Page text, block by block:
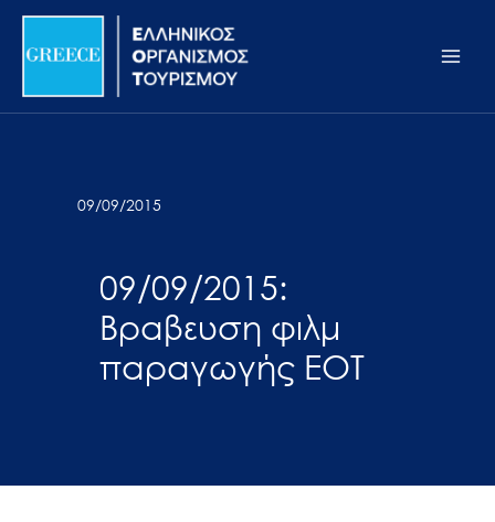
Σημείωση:
ιστότοπος
προσβασιμότητας.
Μετάβαση
περιεχόμενο
09/09/2015
09/09/2015:
Βραβευση φιλμ
παραγωγής ΕΟΤ